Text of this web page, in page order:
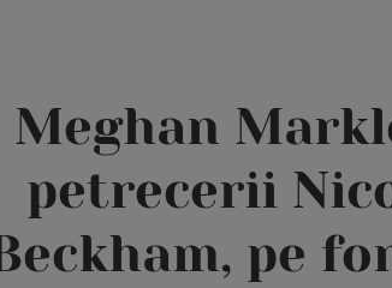
Meghan
petrecerii
pe